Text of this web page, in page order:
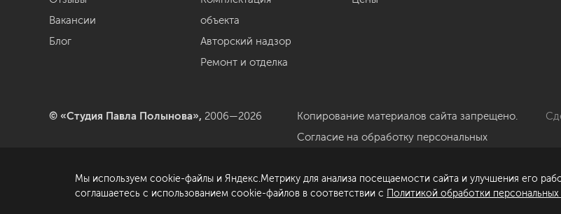
Вакансии
Блог
объекта
Авторский надзор
Ремонт и отделка
© «Студия Павла Полынова», 2006—2026
Копирование материалов сайта запрещено.
Согласие на обработку персональных
Политика обработки персональных данных
Мы используем cookie-файлы и Яндекс.Метрику для анализа посещаемости сайта и улучшения его
соглашаетесь с использованием cookie-файлов в соответствии с Политикой обработки